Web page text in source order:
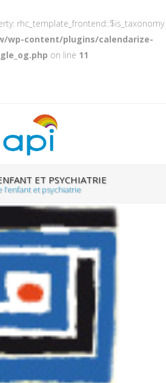
rhc_template_frontend::$is_taxonomy
wp-content/plugins/calendarize-
on line 11
ET PSYCHIATRIE
l’enfant et psychiatrie